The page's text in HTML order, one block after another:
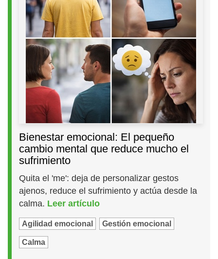
Bienestar emocional: El pequeño
cambio mental que reduce mucho el
sufrimiento
Quita el 'me': deja de personalizar gestos
ajenos, reduce el sufrimiento y actúa desde la
calma. Leer artículo
Agilidad emocional Gestión emocional
Calma